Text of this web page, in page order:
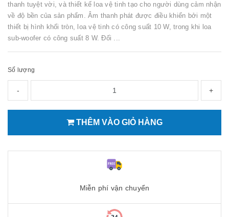
thanh tuyệt vời, và thiết kế loa vệ tinh tạo cho người dùng cảm nhận
về độ bền của sản phẩm. Âm thanh phát được điều khiển bởi một
thiết bị hình khối tròn, loa vệ tinh có công suất 10 W, trong khi loa
sub-woofer có công suất 8 W. Đối ...
Số lượng
- +
THÊM VÀO GIỎ HÀNG
Miễn phí vận chuyển